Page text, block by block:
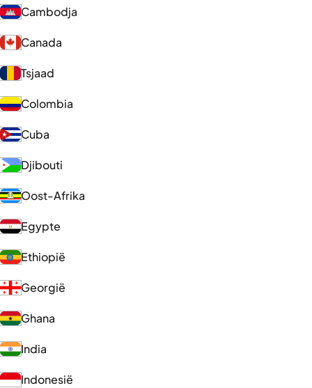
Cambodja
Canada
Tsjaad
Colombia
Cuba
Djibouti
Oost-Afrika
Egypte
Ethiopië
Georgië
Ghana
India
Indonesië